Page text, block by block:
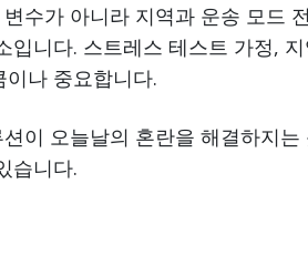
수가 아니라 지역과 운송 모드
입니다. 스트레스 테스트 가정,
나 중요합니다.
이 오늘날의 혼란을 해결하지
습니다.